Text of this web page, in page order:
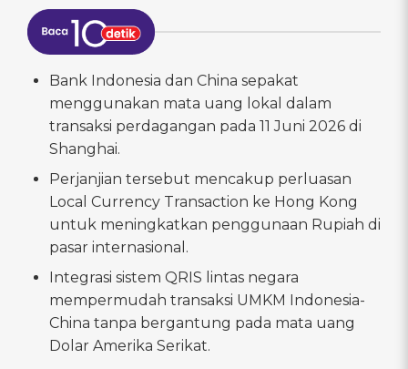
Bank Indonesia dan China sepakat
menggunakan mata uang lokal dalam
transaksi perdagangan pada 11 Juni 2026 di
Shanghai.
Perjanjian tersebut mencakup perluasan
Local Currency Transaction ke Hong Kong
untuk meningkatkan penggunaan Rupiah di
pasar internasional.
Integrasi sistem QRIS lintas negara
mempermudah transaksi UMKM Indonesia-
China tanpa bergantung pada mata uang
Dolar Amerika Serikat.